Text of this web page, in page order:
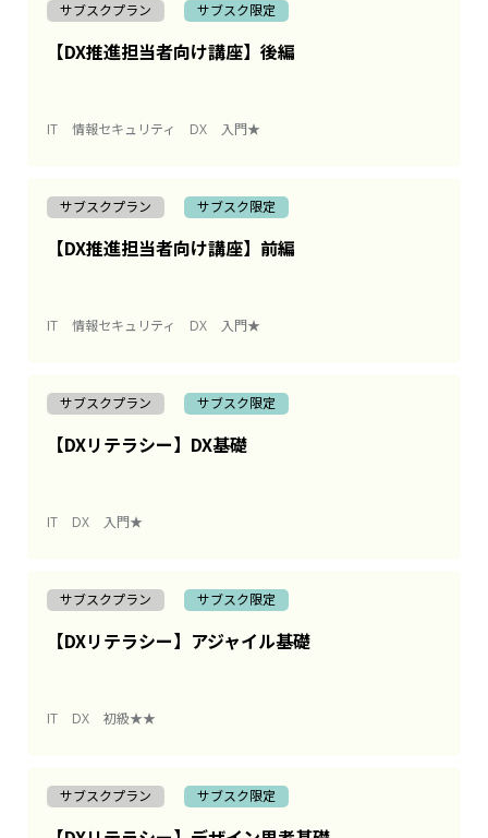
サブスクプラン サブスク限定
【DX推進担当者向け講座】後編
IT 情報セキュリティ DX 入門★
サブスクプラン サブスク限定
【DX推進担当者向け講座】前編
IT 情報セキュリティ DX 入門★
サブスクプラン サブスク限定
【DXリテラシー】DX基礎
IT DX 入門★
サブスクプラン サブスク限定
【DXリテラシー】アジャイル基礎
IT DX 初級★★
サブスクプラン サブスク限定